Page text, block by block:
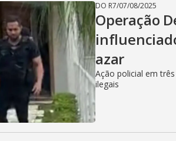
DO R7/07/08/2025
Operação
azar
Ação policial em
ilegais